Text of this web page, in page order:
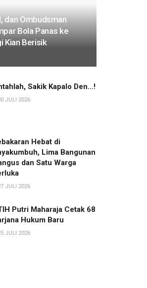
dan Ombudsman
Bola Panas ke
Kian Berisik
Sakik Kapalo Den…!
JULI 2026
Hebat di
Lima Bangunan
dan Satu Warga
JULI 2026
Putri Maharaja Cetak 68
Hukum Baru
JULI 2026